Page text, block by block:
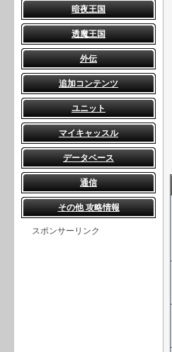
暗夜王国
透魔王国
外伝
追加コンテンツ
ユニット
マイキャッスル
データベース
通信
その他 攻略情報
スポンサーリンク